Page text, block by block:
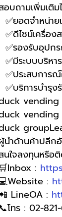
อบถามเพิ่มเติม
✅ยอดจำหน่
✅ดีไซน์เค
✅รองรับอุ
✅มีระบบบริ
✅ประสบกา
✅บริการบำ
vending
นำด้านค้าปลีก
นใจลงทุนหรือ
🛒Inbox :
:
LineOA :
📞โทร : 02-